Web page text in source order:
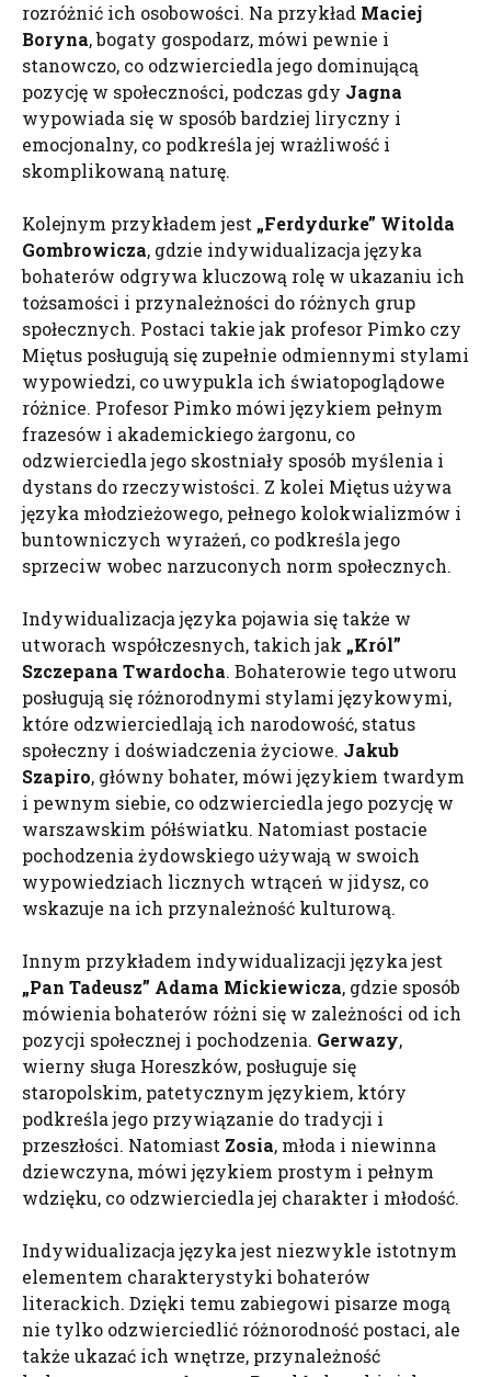
rozróżnić ich osobowości. Na przykład Maciej
Boryna, bogaty gospodarz, mówi pewnie i
stanowczo, co odzwierciedla jego dominującą
pozycję w społeczności, podczas gdy Jagna
wypowiada się w sposób bardziej liryczny i
emocjonalny, co podkreśla jej wrażliwość i
skomplikowaną naturę.
Kolejnym przykładem jest „Ferdydurke” Witolda
Gombrowicza, gdzie indywidualizacja języka
bohaterów odgrywa kluczową rolę w ukazaniu ich
tożsamości i przynależności do różnych grup
społecznych. Postaci takie jak profesor Pimko czy
Miętus posługują się zupełnie odmiennymi stylami
wypowiedzi, co uwypukla ich światopoglądowe
różnice. Profesor Pimko mówi językiem pełnym
frazesów i akademickiego żargonu, co
odzwierciedla jego skostniały sposób myślenia i
dystans do rzeczywistości. Z kolei Miętus używa
języka młodzieżowego, pełnego kolokwializmów i
buntowniczych wyrażeń, co podkreśla jego
sprzeciw wobec narzuconych norm społecznych.
Indywidualizacja języka pojawia się także w
utworach współczesnych, takich jak „Król”
Szczepana Twardocha. Bohaterowie tego utworu
posługują się różnorodnymi stylami językowymi,
które odzwierciedlają ich narodowość, status
społeczny i doświadczenia życiowe. Jakub
Szapiro, główny bohater, mówi językiem twardym
i pewnym siebie, co odzwierciedla jego pozycję w
warszawskim półświatku. Natomiast postacie
pochodzenia żydowskiego używają w swoich
wypowiedziach licznych wtrąceń w jidysz, co
wskazuje na ich przynależność kulturową.
Innym przykładem indywidualizacji języka jest
„Pan Tadeusz” Adama Mickiewicza, gdzie sposób
mówienia bohaterów różni się w zależności od ich
pozycji społecznej i pochodzenia. Gerwazy,
wierny sługa Horeszków, posługuje się
staropolskim, patetycznym językiem, który
podkreśla jego przywiązanie do tradycji i
przeszłości. Natomiast Zosia, młoda i niewinna
dziewczyna, mówi językiem prostym i pełnym
wdzięku, co odzwierciedla jej charakter i młodość.
Indywidualizacja języka jest niezwykle istotnym
elementem charakterystyki bohaterów
literackich. Dzięki temu zabiegowi pisarze mogą
nie tylko odzwierciedlić różnorodność postaci, ale
także ukazać ich wnętrze, przynależność